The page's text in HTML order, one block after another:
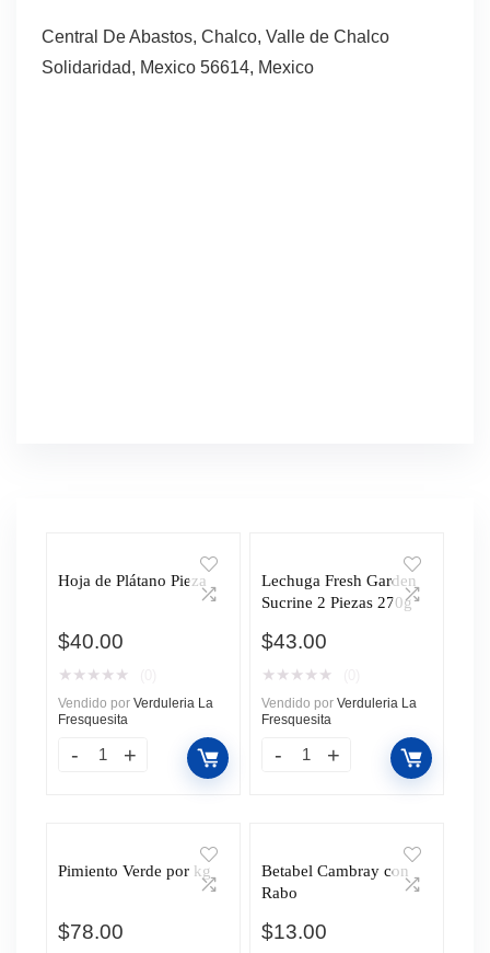
Central De Abastos, Chalco, Valle de Chalco
Solidaridad, Mexico 56614, Mexico
Hoja de Plátano Pieza
$40.00
★ ★ ★ ★ ★
Vendido por Verduleria La
Fresquesita
Lechuga Fresh Garden
Sucrine 2 Piezas 270g
$43.00
★ ★ ★ ★ ★
Vendido por Verduleria La
Fresquesita
Pimiento Verde por kg
$78.00
Betabel Cambray con
Rabo
$13.00